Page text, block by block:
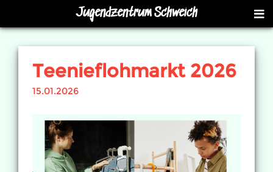
Teenieflohmarkt 2026
15.01.2026
Jugendzentrum Schweich